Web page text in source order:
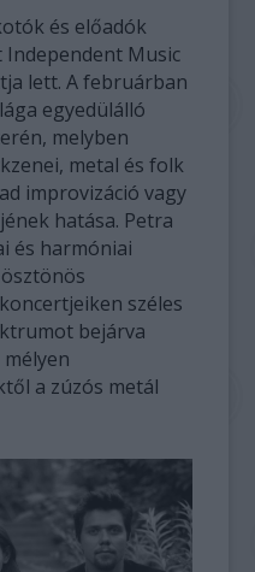
és előadók
Music
lett. A februárban
egyedülálló
melyben
metal és folk
improvizáció vagy
hatása. Petra
és harmóniai
széles
bejárva
a zúzós metál